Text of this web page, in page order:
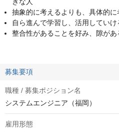
抽象的に考えるよりも、具体的に
自ら進んで学習し、活用していけ
整合性があることを好み、隙が
募集要項
職種 / 募集ポジション名
システムエンジニア（福岡）
雇用形態